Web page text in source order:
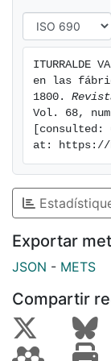
expectativas
economías
trabajo infantil
en las
1800.
Vol. 68,
at: https://
Exportar
JSON - METS
Compartir